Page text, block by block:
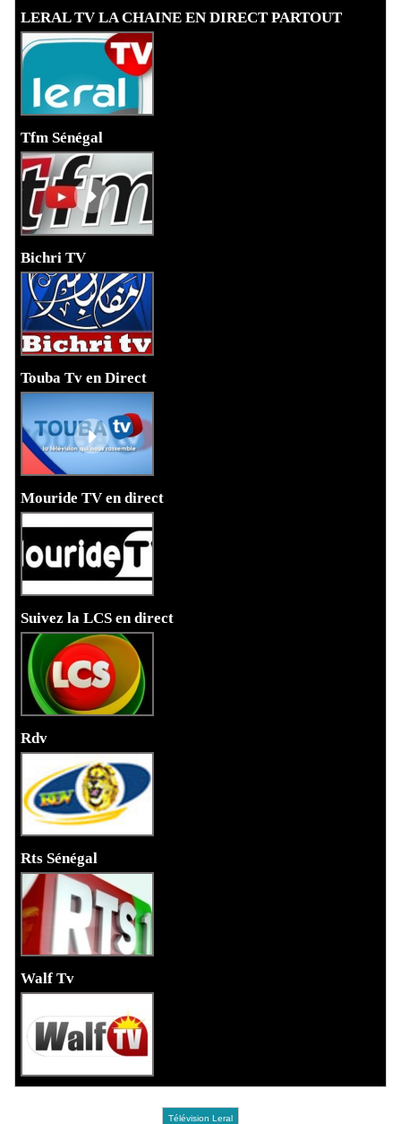
LERAL TV LA CHAINE EN DIRECT PARTOUT
Tfm Sénégal
Bichri TV
Touba Tv en Direct
Mouride TV en direct
Suivez la LCS en direct
Rdv
Rts Sénégal
Walf Tv
Télévision Leral